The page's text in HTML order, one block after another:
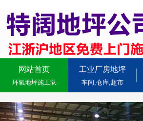
网站首页
环氧地坪施工队
工业厂房地坪
车间,仓库,超市